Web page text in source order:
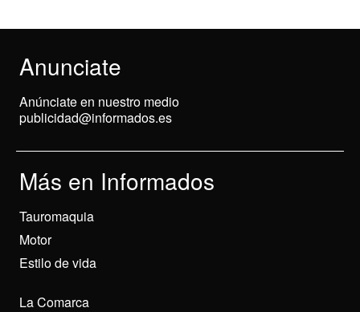
Anunciate
Anúnciate en nuestro medio
publicidad@informados.es
Más en Informados
Tauromaquia
Motor
Estilo de vida
La Comarca